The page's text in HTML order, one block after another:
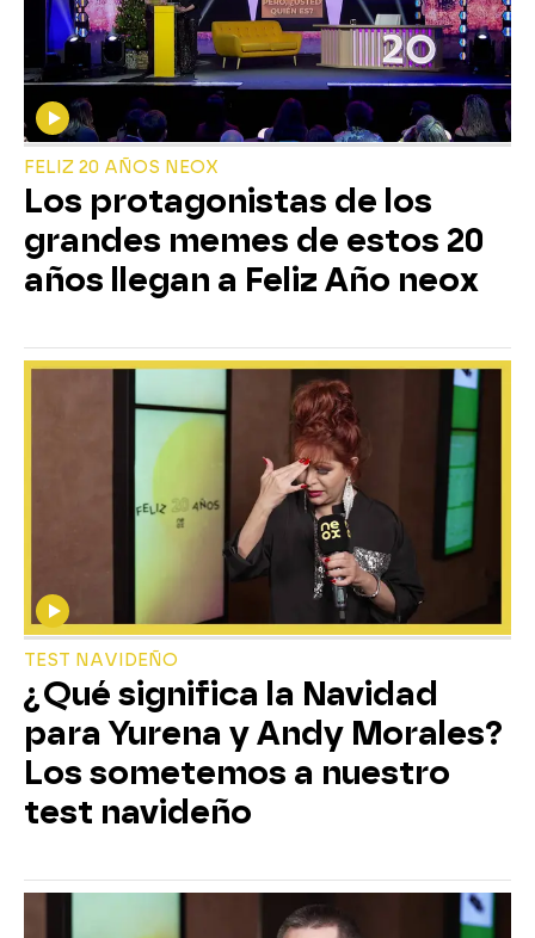
FELIZ 20 AÑOS NEOX
Los protagonistas de los
grandes memes de estos 20
años llegan a Feliz Año neox
TEST NAVIDEÑO
¿Qué significa la Navidad
para Yurena y Andy Morales?
Los sometemos a nuestro
test navideño